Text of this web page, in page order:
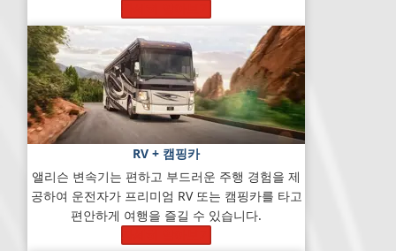
RV + 캠핑카
앨리슨 변속기는 편하고 부드러운 주행 경험을 제
공하여 운전자가 프리미엄 RV 또는 캠핑카를 타고
편안하게 여행을 즐길 수 있습니다.